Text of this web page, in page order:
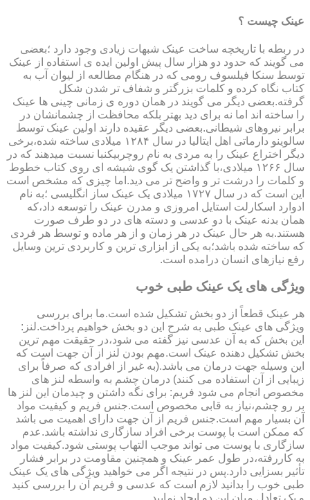
عینک چیست ؟
در ربطه با تاریخچه ساخت عینک شبهات زیادی وجود دارد ؛بعضی
می گویند که حدود دو هزار سال پیش اولین ایده ی استفاده از عینک
توسط سنکا فیلسوف رومی که در هنگام مطالعه از لیوان آب به
کتاب نگاه کرده و کلمات بزرگتر و شفاف تر شدن شکل
گرفته.بعضی دیگر می گویند در همان دوره ی زمانی چینی ها عینک
را ساخته اند اما نه برای دید بهتر بلکه محافظت از چشمانشان در
برابر نیروهای شیطانی.بعضی دیگر عقیده دارند اولین عینک توسط
سالوینو دارماتی اهل ایتالیا در سال ۱۲۸۴ میلادی ساخته شده،برخی
دیگر اختراع عینک را به مردی به نام روچربیکنبا نسبت میدهند که در
سال ۱۲۶۶ میلادی،با گذاشتن یک گوی شیشه ای روی کتاب خطوط
و کلمات را درشت تر و واضح تر می دید.اما چیزی که مشخص است
این است که در سال ۱۷۲۷ میلادی یک عینک ساز انگلیسی ؛به نام
ادوارد اسکارلت استایل امروزی و مدرن عینک را توسعه داد،که
همان بدنه عینک با دو عدسی و دسته های در دو طرف صورت
هستند.به هر حال عینک در هر زمان و از هر ماده و توسط هر فردی
که ساخته شده باشد؛به یکی از ابزاری ترین و کاربردی ترین وسایل
رفع نیازهای انسان درامده است.
ویژگی های یک عینک طبی خوب
هر عینک قطعاً از دو بخش تشکیل شده است.ما برای بررسی
ویژگی های عینک طبی به شرح این دو بخش خواهیم پرداخت.لنز:
این بخش که به آن عدسی نیز گفته می شود،در حقیقت مهم ترین
بخش تشکیل دهنده عینک است.مهم بودن لنز از آن جهت است که
این وسیله جهت درمان می باشد.(به غیر از افرادی که صرفاً برای
زیبایی از آن استفاده می کنند) درمان چشم به واسطه لنز های
مخصوص انجام می شود فریم: برای نگه داشتن و چیدمان این لنز ها
بر رو چشم،نیاز به قابی مخصوص است.جنس فریم و کیفیت مواد
آن بسیار مهم است.جنس فریم از آن جهت دارای اهمیت می باشد
که ممکن است با پوست برخی افراد سازگاری نداشته باشد.عدم
سازگاری با پوست می تواند موجب التهاب پوستی شود.کیفیت مواد
به کاررفته،در طول عمر عینک و همچنین مقاومت در برابر فشار
تأثیر بسزایی دارد.پس در نتیجه اگر می خواهید ویژگی های یک عینک
طبی خوب را بدانید لازم است که عدسی و فریم آن را بررسی کنید